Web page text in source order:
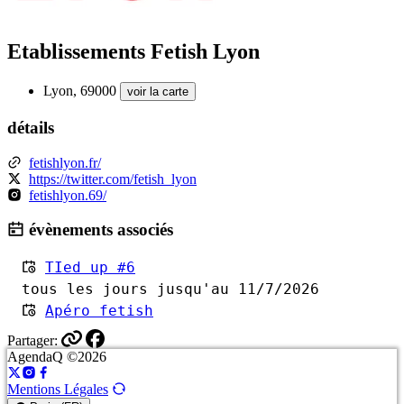
Etablissements Fetish Lyon
Lyon, 69000 voir la carte
détails
fetishlyon.fr/
https://twitter.com/fetish_lyon
fetishlyon.69/
évènements associés
TIed up #6
tous les jours jusqu'au 11/7/2026
Apéro fetish
Partager:
AgendaQ ©2026
Mentions Légales